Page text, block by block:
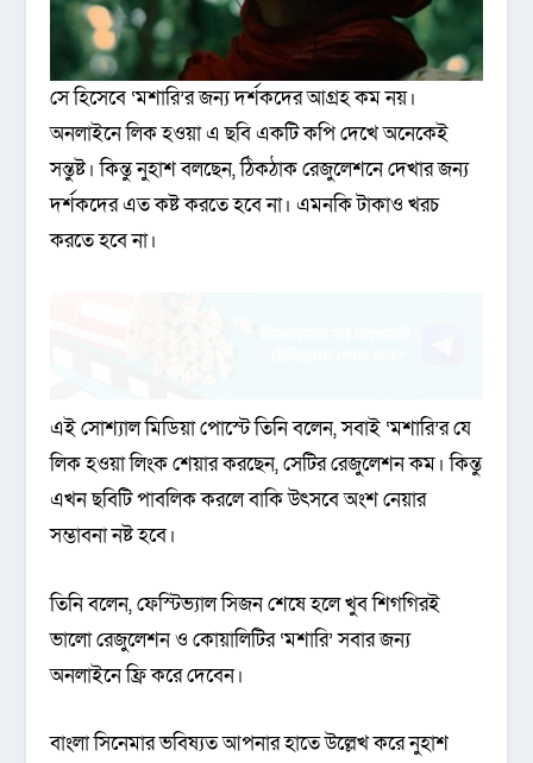
সে হিসেবে ‘মশারি’র জন্য দর্শকদের আগ্রহ কম নয়।
অনলাইনে লিক হওয়া এ ছবি একটি কপি দেখে অনেকেই
সন্তুষ্ট। কিন্তু নুহাশ বলছেন, ঠিকঠাক রেজুলেশনে দেখার জন্য
দর্শকদের এত কষ্ট করতে হবে না। এমনকি টাকাও খরচ
করতে হবে না।
এই সোশ্যাল মিডিয়া পোস্টে তিনি বলেন, সবাই ‘মশারি’র যে
লিক হওয়া লিংক শেয়ার করছেন, সেটির রেজুলেশন কম। কিন্তু
এখন ছবিটি পাবলিক করলে বাকি উৎসবে অংশ নেয়ার
সম্ভাবনা নষ্ট হবে।
তিনি বলেন, ফেস্টিভ্যাল সিজন শেষে হলে খুব শিগগিরই
ভালো রেজুলেশন ও কোয়ালিটির ‘মশারি’ সবার জন্য
অনলাইনে ফ্রি করে দেবেন।
বাংলা সিনেমার ভবিষ্যত আপনার হাতে উল্লেখ করে নুহাশ